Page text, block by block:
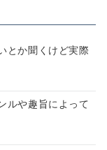
とか聞くけど実際
ルや趣旨によって